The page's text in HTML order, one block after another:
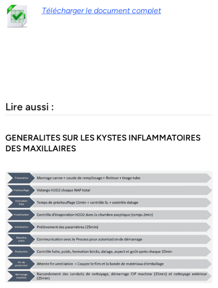
Télécharger le document complet
Lire aussi :
GENERALITES SUR LES KYSTES INFLAMMATOIRES
DES MAXILLAIRES